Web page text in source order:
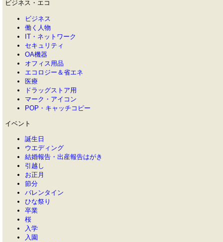
ビジネス・エコ
ビジネス
働く人物
IT・ネットワーク
セキュリティ
OA機器
オフィス用品
エコロジー＆省エネ
医療
ドラッグストア用
マーク・アイコン
POP・キャッチコピー
イベント
誕生日
ウエディング
結婚報告・出産報告はがき
引越し
お正月
節分
バレンタイン
ひな祭り
卒業
桜
入学
入園